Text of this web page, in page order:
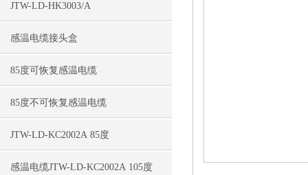
JTW-LD-HK3003/A
感温电缆接头盒
85度可恢复感温电缆
85度不可恢复感温电缆
JTW-LD-KC2002A 85度
感温电缆JTW-LD-KC2002A 105度